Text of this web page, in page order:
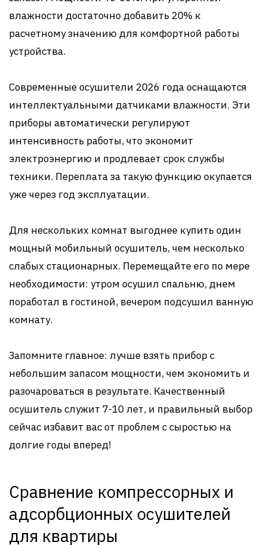
влажности достаточно добавить 20% к
расчетному значению для комфортной работы
устройства.
Современные осушители 2026 года оснащаются
интеллектуальными датчиками влажности. Эти
приборы автоматически регулируют
интенсивность работы, что экономит
электроэнергию и продлевает срок службы
техники. Переплата за такую функцию окупается
уже через год эксплуатации.
Для нескольких комнат выгоднее купить один
мощный мобильный осушитель, чем несколько
слабых стационарных. Перемещайте его по мере
необходимости: утром осушил спальню, днем
поработал в гостиной, вечером подсушил ванную
комнату.
Запомните главное: лучше взять прибор с
небольшим запасом мощности, чем экономить и
разочароваться в результате. Качественный
осушитель служит 7-10 лет, и правильный выбор
сейчас избавит вас от проблем с сыростью на
долгие годы вперед!
Сравнение компрессорных и
адсорбционных осушителей
для квартиры